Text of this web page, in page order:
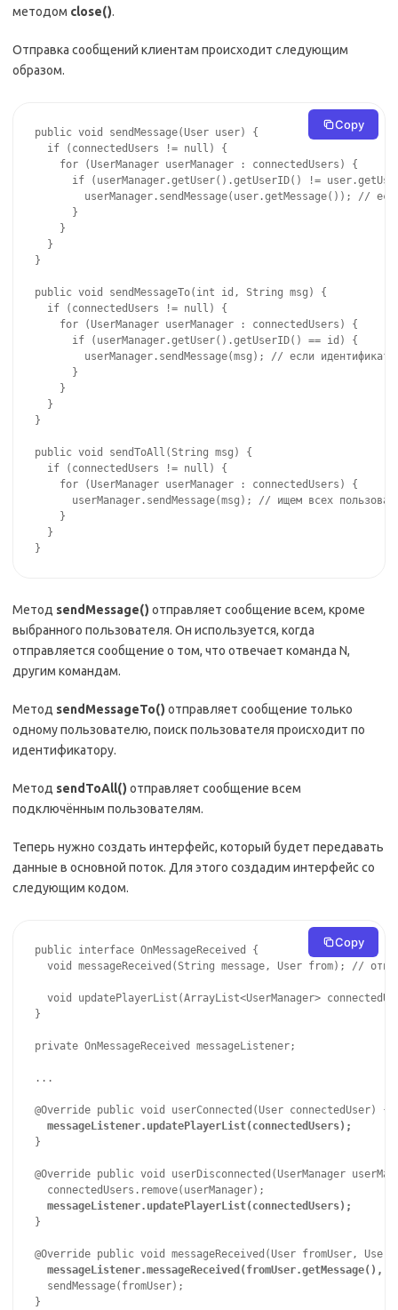
методом close().
Отправка сообщений клиентам происходит следующим
образом.
public void sendMessage(User user) {
  if (connectedUsers != null) {
    for (UserManager userManager : connectedUsers) {
if (userManager.getUser().getUserID() !=
userManager.sendMessage(user.getMessage()); //
      }
    }
  }
}
public void sendMessageTo(int id, String msg) {
  if (connectedUsers != null) {
    for (UserManager userManager : connectedUsers) {
      if (userManager.getUser().getUserID() == id) {
userManager.sendMessage(msg); // если
      }
    }
  }
}
public void sendToAll(String msg) {
  if (connectedUsers != null) {
    for (UserManager userManager : connectedUsers) {
userManager.sendMessage(msg); // ищем всех
    }
  }
}
Copy
Метод sendMessage() отправляет сообщение всем, кроме
выбранного пользователя. Он используется, когда
отправляется сообщение о том, что отвечает команда N,
другим командам.
Метод sendMessageTo() отправляет сообщение только
одному пользователю, поиск пользователя происходит по
идентификатору.
Метод sendToAll() отправляет сообщение всем
подключённым пользователям.
Теперь нужно создать интерфейс, который будет передавать
данные в основной поток. Для этого создадим интерфейс со
следующим кодом.
public interface OnMessageReceived {
void messageReceived(String message, User from); //
void updatePlayerList(ArrayList<UserManager>
}
private OnMessageReceived messageListener;
...
}
@Override public void userDisconnected(UserManager
}
  sendMessage(fromUser);
}
Copy